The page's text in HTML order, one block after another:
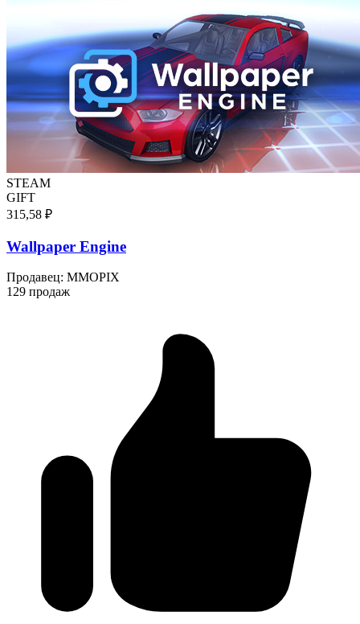
STEAM
GIFT
315,58 ₽
Wallpaper Engine
Продавец: MMOPIX
129 продаж